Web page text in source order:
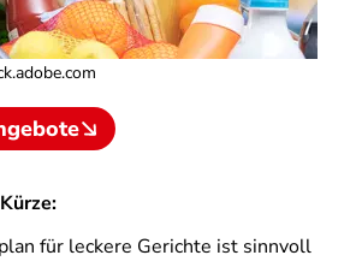
für leckere Gerichte ist sinnvoll